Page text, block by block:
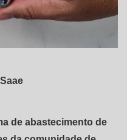
de abastecimento de